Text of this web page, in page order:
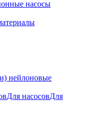
насосы
нейлоновые
Для насосовДля